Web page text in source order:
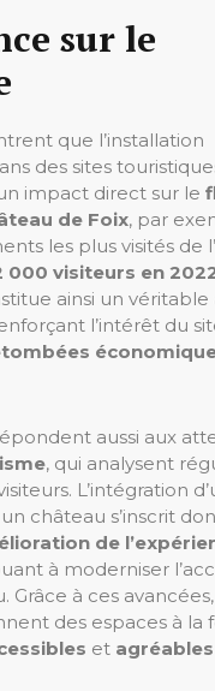
sur le
que l’installation
des sites
impact direct sur le
de Foix, par
les plus visités de l’
000 visiteurs en
ainsi un véritable
l’intérêt du
aussi aux
, qui analysent
L’intégration
château s’inscrit
de
à moderniser
Grâce à ces
des espaces à la
et